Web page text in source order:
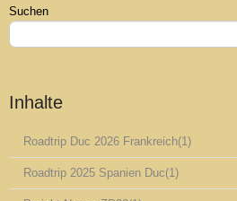
Suchen
Inhalte
Roadtrip Duc 2026 Frankreich(1)
Roadtrip 2025 Spanien Duc(1)